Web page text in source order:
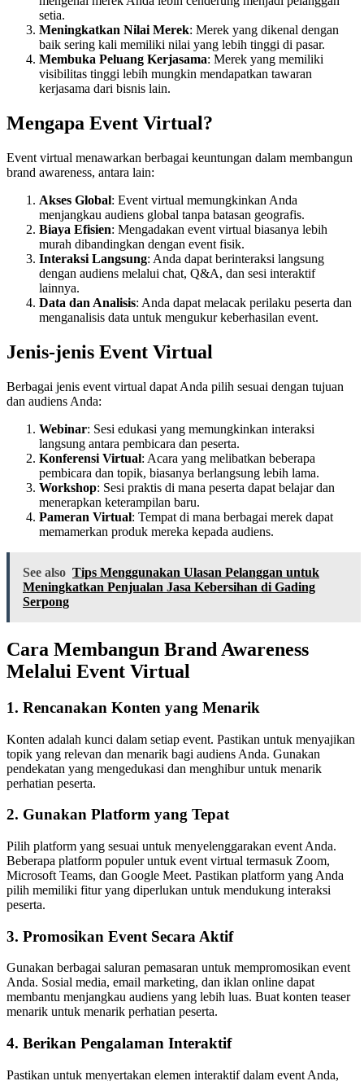
setia.
Meningkatkan Nilai Merek: Merek yang dikenal dengan
baik sering kali memiliki nilai yang lebih tinggi di pasar.
Membuka Peluang Kerjasama: Merek yang memiliki
visibilitas tinggi lebih mungkin mendapatkan tawaran
kerjasama dari bisnis lain.
Mengapa Event Virtual?
Event virtual menawarkan berbagai keuntungan dalam membangun
brand awareness, antara lain:
Akses Global: Event virtual memungkinkan Anda
menjangkau audiens global tanpa batasan geografis.
Biaya Efisien: Mengadakan event virtual biasanya lebih
murah dibandingkan dengan event fisik.
Interaksi Langsung: Anda dapat berinteraksi langsung
dengan audiens melalui chat, Q&A, dan sesi interaktif
lainnya.
Data dan Analisis: Anda dapat melacak perilaku peserta dan
menganalisis data untuk mengukur keberhasilan event.
Jenis-jenis Event Virtual
Berbagai jenis event virtual dapat Anda pilih sesuai dengan tujuan
dan audiens Anda:
Webinar: Sesi edukasi yang memungkinkan interaksi
langsung antara pembicara dan peserta.
Konferensi Virtual: Acara yang melibatkan beberapa
pembicara dan topik, biasanya berlangsung lebih lama.
Workshop: Sesi praktis di mana peserta dapat belajar dan
menerapkan keterampilan baru.
Pameran Virtual: Tempat di mana berbagai merek dapat
memamerkan produk mereka kepada audiens.
See also Tips Menggunakan Ulasan Pelanggan untuk
Meningkatkan Penjualan Jasa Kebersihan di Gading
Serpong
Cara Membangun Brand Awareness
Melalui Event Virtual
1. Rencanakan Konten yang Menarik
Konten adalah kunci dalam setiap event. Pastikan untuk menyajikan
topik yang relevan dan menarik bagi audiens Anda. Gunakan
pendekatan yang mengedukasi dan menghibur untuk menarik
perhatian peserta.
2. Gunakan Platform yang Tepat
Pilih platform yang sesuai untuk menyelenggarakan event Anda.
Beberapa platform populer untuk event virtual termasuk Zoom,
Microsoft Teams, dan Google Meet. Pastikan platform yang Anda
pilih memiliki fitur yang diperlukan untuk mendukung interaksi
peserta.
3. Promosikan Event Secara Aktif
Gunakan berbagai saluran pemasaran untuk mempromosikan event
Anda. Sosial media, email marketing, dan iklan online dapat
membantu menjangkau audiens yang lebih luas. Buat konten teaser
menarik untuk menarik perhatian peserta.
4. Berikan Pengalaman Interaktif
Pastikan untuk menyertakan elemen interaktif dalam event Anda,